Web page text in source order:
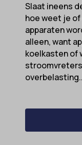
Slaat ineens
hoe weet je
apparaten
alleen, want
koelkasten of